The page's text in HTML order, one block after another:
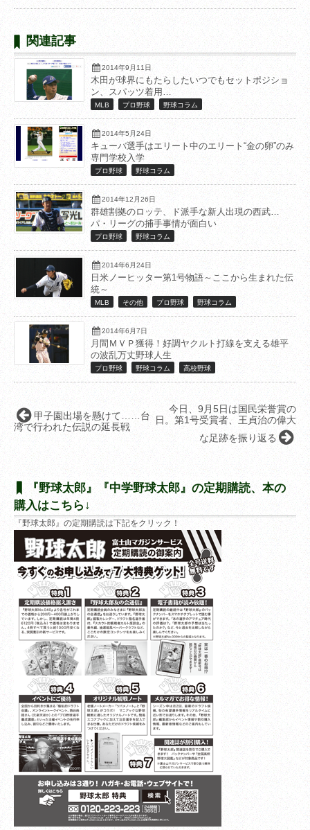
関連記事
2014年9月11日
木田が球界にもたらしたいつでもセットポジショ
ン、スパッツ着用…
MLB プロ野球 野球コラム
2014年5月24日
キューバ選手はエリート中のエリート“金の卵”のみ
専門学校入学
プロ野球 野球コラム
2014年12月26日
群雄割拠のロッテ、ド派手な新人出現の西武…
パ・リーグの捕手事情が面白い
プロ野球 野球コラム
2014年6月24日
日米ノーヒッター第1号物語～ここから生まれた伝
統～
MLB その他 プロ野球 野球コラム
2014年6月7日
月間ＭＶＰ獲得！好調ヤクルト打線を支える雄平
の波乱万丈野球人生
プロ野球 野球コラム 高校野球
今日、9月5日は国民栄誉賞の
日。第1号受賞者、王貞治の偉大
な足跡を振り返る
甲子園出場を懸けて……台
湾で行われた伝説の延長戦
『野球太郎』『中学野球太郎』の定期購読、本の
購入はこちら↓
『野球太郎』の定期購読は下記をクリック！